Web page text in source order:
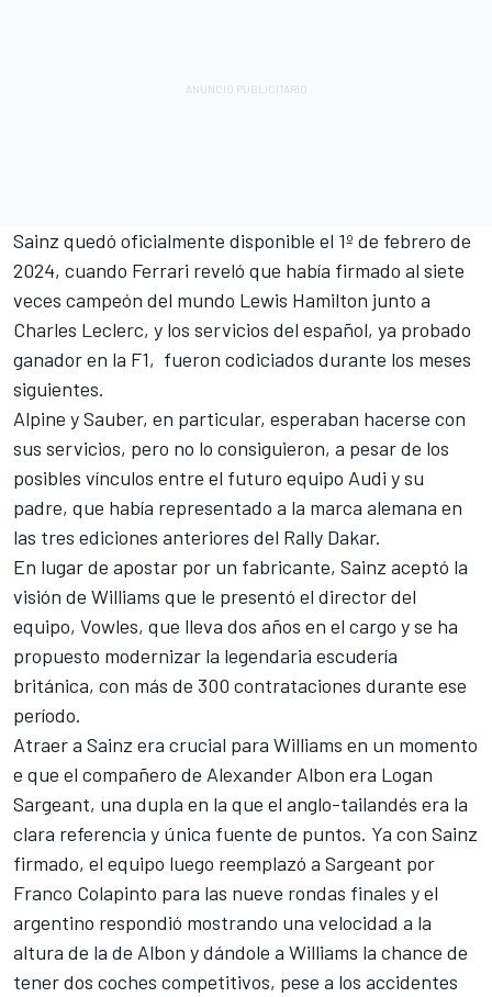
Sainz quedó oficialmente disponible el 1º de febrero de
2024, cuando Ferrari reveló que había firmado al siete
veces campeón del mundo Lewis Hamilton junto a
Charles Leclerc, y los servicios del español, ya probado
ganador en la F1, fueron codiciados durante los meses
siguientes.
Alpine ySauber, en particular, esperaban hacerse con
sus servicios, pero no lo consiguieron, a pesar de los
posibles vínculos entre el futuro equipo Audi y su
padre, que había representado a la marca alemana en
las tres ediciones anteriores del Rally Dakar.
En lugar de apostar por un fabricante, Sainz aceptó la
visión de Williams que le presentó el director del
equipo, Vowles, que lleva dos años en el cargo y se ha
propuesto modernizar la legendaria escudería
británica, con más de 300 contrataciones durante ese
período.
Atraer a Sainz era crucial para Williams en un momento
e que el compañero de Alexander Albon era Logan
Sargeant, una dupla en la que el anglo-tailandés era la
clara referencia y única fuente de puntos. Ya con Sainz
firmado, el equipo luego reemplazó a Sargeant por
Franco Colapinto para las nueve rondas finales y el
argentino respondió mostrando una velocidad a la
altura de la de Albon y dándole a Williams la chance de
tener dos coches competitivos, pese a los accidentes